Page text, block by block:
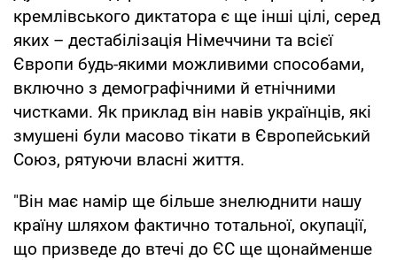
кремлівського диктатора є ще інші цілі, серед
яких – дестабілізація Німеччини та всієї
Європи будь-якими можливими способами,
включно з демографічними й етнічними
чистками. Як приклад він навів українців, які
змушені були масово тікати в Європейський
Союз, рятуючи власні життя.
"Він має намір ще більше знелюднити нашу
країну шляхом фактично тотальної, окупації,
що призведе до втечі до ЄС ще щонайменше